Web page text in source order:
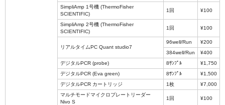
SimpliAmp 1号機 (ThermoFisher
SCIENTIFIC)
1回 ¥100
SimpliAmp 2号機 (ThermoFisher
SCIENTIFIC)
1回 ¥100
リアルタイムPC Quant studio7
96well/Run
¥200
384well/Run
¥400
デジタルPCR (probe)
8ｻﾝﾌﾟﾙ
¥1,750
デジタルPCR (Eva green)
8ｻﾝﾌﾟﾙ
¥1,500
デジタルPCR カートリッジ
1枚
¥7,000
マルチモードマイクロプレートリーダー
Nivo S
1回 ¥100